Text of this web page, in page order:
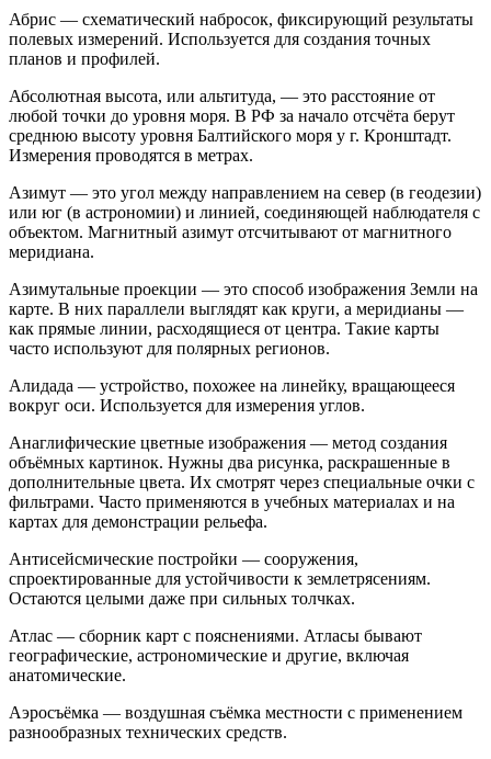
Абрис — схематический набросок, фиксирующий результаты
полевых измерений. Используется для создания точных
планов и профилей.
Абсолютная высота, или альтитуда, — это расстояние от
любой точки до уровня моря. В РФ за начало отсчёта берут
среднюю высоту уровня Балтийского моря у г. Кронштадт.
Измерения проводятся в метрах.
Азимут — это угол между направлением на север (в геодезии)
или юг (в астрономии) и линией, соединяющей наблюдателя с
объектом. Магнитный азимут отсчитывают от магнитного
меридиана.
Азимутальные проекции — это способ изображения Земли на
карте. В них параллели выглядят как круги, а меридианы —
как прямые линии, расходящиеся от центра. Такие карты
часто используют для полярных регионов.
Алидада — устройство, похожее на линейку, вращающееся
вокруг оси. Используется для измерения углов.
Анаглифические цветные изображения — метод создания
объёмных картинок. Нужны два рисунка, раскрашенные в
дополнительные цвета. Их смотрят через специальные очки с
фильтрами. Часто применяются в учебных материалах и на
картах для демонстрации рельефа.
Антисейсмические постройки — сооружения,
спроектированные для устойчивости к землетрясениям.
Остаются целыми даже при сильных толчках.
Атлас — сборник карт с пояснениями. Атласы бывают
географические, астрономические и другие, включая
анатомические.
Аэросъёмка — воздушная съёмка местности с применением
разнообразных технических средств.